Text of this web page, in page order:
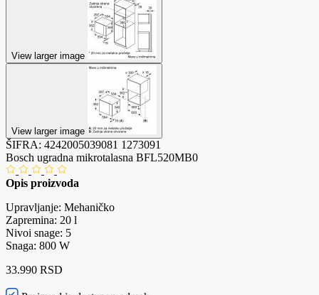
View larger image
View larger image
ŠIFRA: 4242005039081 1273091
Bosch ugradna mikrotalasna BFL520MB0
Opis proizvoda
Upravljanje: Mehaničko
Zapremina: 20 l
Nivoi snage: 5
Snaga: 800 W
33.990 RSD